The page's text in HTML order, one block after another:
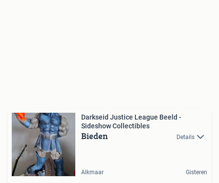
Darkseid Justice League Beeld -
Sideshow Collectibles
Bieden Details
Alkmaar Gisteren